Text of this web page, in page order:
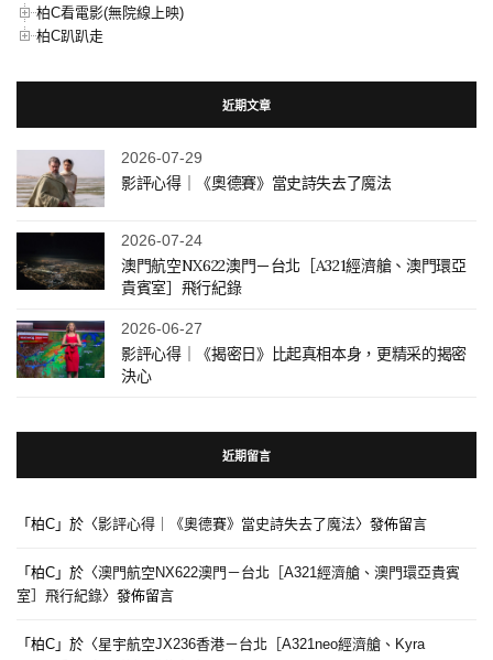
柏C看電影(無院線上映)
柏C趴趴走
近期文章
2026-07-29
影評心得｜《奧德賽》當史詩失去了魔法
2026-07-24
澳門航空NX622澳門－台北［A321經濟艙、澳門環亞
貴賓室］飛行紀錄
2026-06-27
影評心得｜《揭密日》比起真相本身，更精采的揭密
決心
近期留言
「 柏C 」於〈影評心得｜《奧德賽》當史詩失去了魔法〉發佈留言
「 柏C 」於〈澳門航空NX622澳門－台北［A321經濟艙、澳門環亞貴賓
室］飛行紀錄〉發佈留言
「 柏C 」於〈星宇航空JX236香港－台北［A321neo經濟艙、Kyra